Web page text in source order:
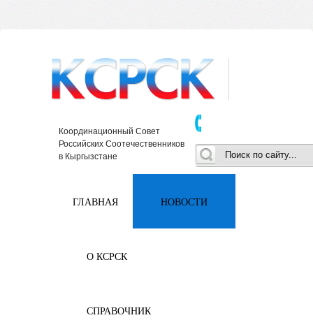
Координационный Совет
Российских Соотечественников
в Кыргызстане
ГЛАВНАЯ НОВОСТИ
О КСРСК
СПРАВОЧНИК